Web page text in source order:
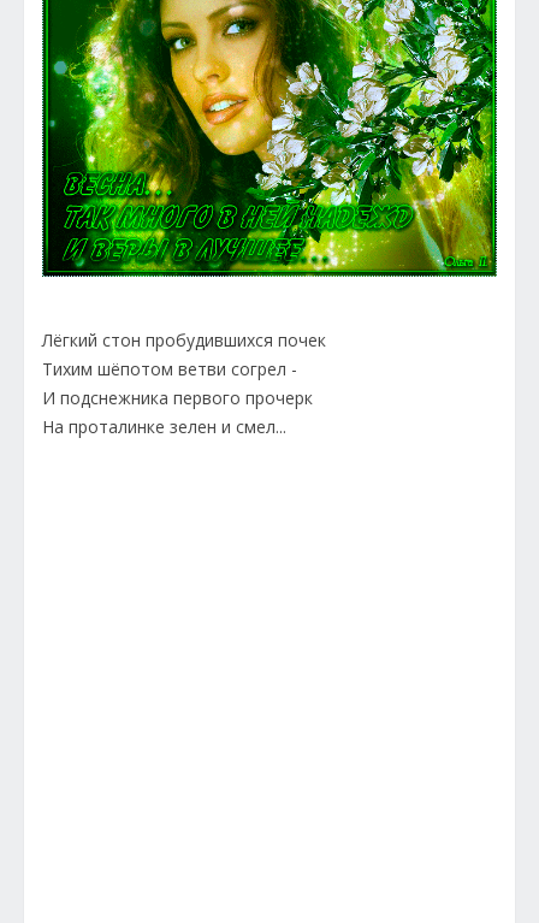
Лёгкий стон пробудившихся почек
Тихим шёпотом ветви согрел -
И подснежника первого прочерк
На проталинке зелен и смел...